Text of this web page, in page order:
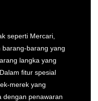
seperti Mercari,
barang yang
langka yang
fitur spesial
merek yang
dengan penawaran